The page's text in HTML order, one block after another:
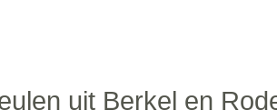
uit Berkel en